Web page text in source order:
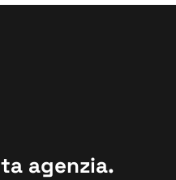
agenzia.